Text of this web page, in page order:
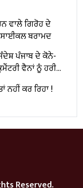
ਵਾਲੇ ਗਿਰੋਹ ਦੇ
ਬਰਾਮਦ
ਪੰਜਾਬ ਦੇ ਕੋਨੇ-
ਵੈਨਾਂ ਨੂੰ ਹਰੀ
ਨਹੀਂ ਕਰ ਰਿਹਾ !
Reserved.